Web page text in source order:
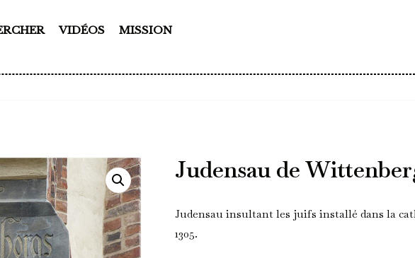
VIDÉOS MISSION
Judensau de
Judensau insultant les juifs installé dans la
1305.